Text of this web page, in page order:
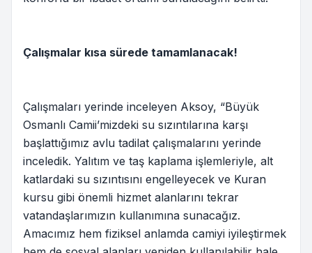
Çalışmalar kısa sürede tamamlanacak!
Çalışmaları yerinde inceleyen Aksoy, “Büyük
Osmanlı Camii’mizdeki su sızıntılarına karşı
başlattığımız avlu tadilat çalışmalarını yerinde
inceledik. Yalıtım ve taş kaplama işlemleriyle, alt
katlardaki su sızıntısını engelleyecek ve Kuran
kursu gibi önemli hizmet alanlarını tekrar
vatandaşlarımızın kullanımına sunacağız.
Amacımız hem fiziksel anlamda camiyi iyileştirmek